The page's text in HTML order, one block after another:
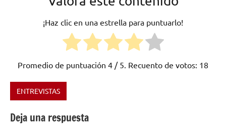
¡Haz clic en una estrella para puntuarlo!
Promedio de puntuación 4 / 5. Recuento de votos: 18
Etiquetado
Bolivia,
ENTREVISTAS
Deja una respuesta